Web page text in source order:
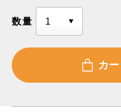
数量